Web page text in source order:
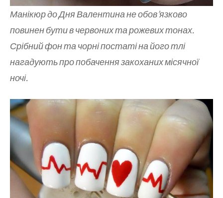
Манікюр до Дня Валентина не обов’язково
повинен бути в червоних та рожевих тонах.
Срібний фон та чорні постаті на його тлі
нагадують про побачення закоханих місячної
ночі.